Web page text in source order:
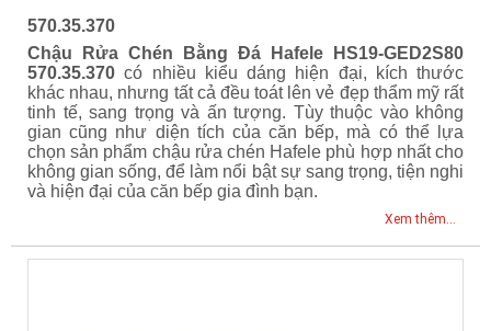
570.35.370
Chậu Rửa Chén Bằng Đá Hafele HS19-GED2S80
570.35.370 có nhiều kiểu dáng hiện đại, kích thước
khác nhau, nhưng tất cả đều toát lên vẻ đẹp thẩm mỹ rất
tinh tế, sang trọng và ấn tượng. Tùy thuộc vào không
gian cũng như diện tích của căn bếp, mà có thể lựa
chọn sản phẩm chậu rửa chén Hafele phù hợp nhất cho
không gian sống, để làm nổi bật sự sang trọng, tiện nghi
và hiện đại của căn bếp gia đình bạn.
Xem thêm...